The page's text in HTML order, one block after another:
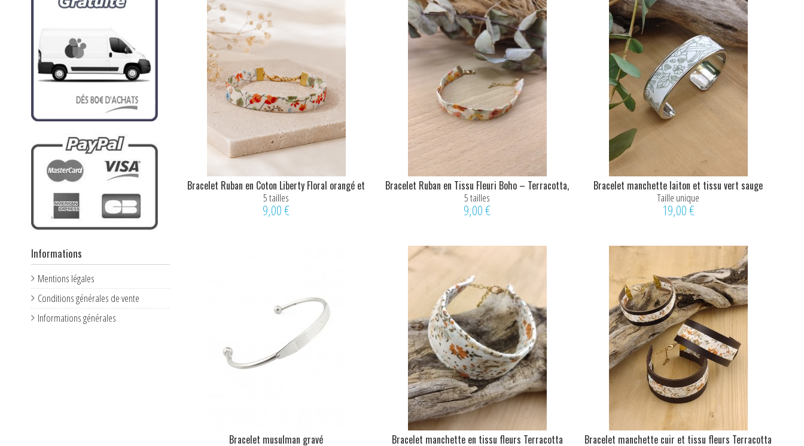
Informations
Mentions légales
Conditions générales de vente
Informations générales
Bracelet Ruban en Coton Liberty Floral orangé et
vert
5 tailles
9,00 €
Bracelet Ruban en Tissu Fleuri Boho – Terracotta,
Orange...
5 tailles
9,00 €
Bracelet manchette laiton et tissu vert sauge
Taille unique
19,00 €
Bracelet musulman gravé Bracelet manchette en tissu fleurs Terracotta Bracelet manchette cuir et tissu fleurs Terracotta